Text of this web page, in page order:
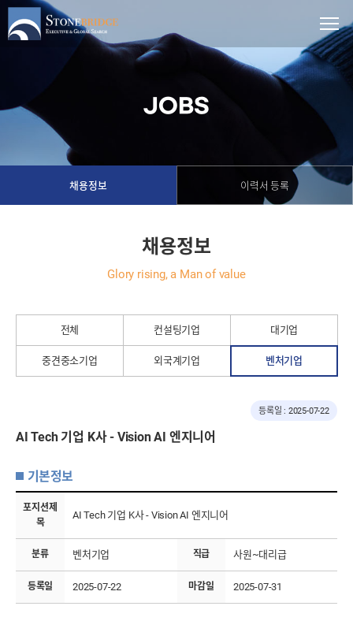
JOBS
채용정보 이력서 등록
채용정보
Glory rising, a Man of value
전체 컨설팅기업 대기업
중견중소기업 외국계기업 벤처기업
AI Tech 기업 K사 - Vision AI 엔지니어
등록일 : 2025-07-22
기본정보
포지션제
목
AI Tech 기업 K사 - Vision AI 엔지니어
분류 벤처기업 직급 사원~대리급
등록일 2025-07-22 마감일 2025-07-31